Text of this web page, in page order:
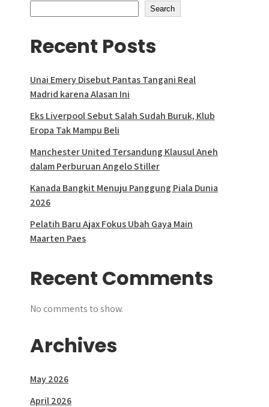
Search
Recent Posts
Unai Emery Disebut Pantas Tangani Real
Madrid karena Alasan Ini
Eks Liverpool Sebut Salah Sudah Buruk, Klub
Eropa Tak Mampu Beli
Manchester United Tersandung Klausul Aneh
dalam Perburuan Angelo Stiller
Kanada Bangkit Menuju Panggung Piala Dunia
2026
Pelatih Baru Ajax Fokus Ubah Gaya Main
Maarten Paes
Recent Comments
No comments to show.
Archives
May 2026
April 2026